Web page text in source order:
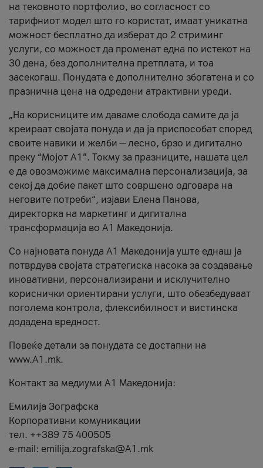
на тековното портфолио, во согласност со
тарифниот модел што го користат, имаат уникатна
можност бесплатно да изберат до 2 стриминг
услуги, со можност да променат една по истекот на
30 дена, без дополнителна претплата, и тоа
засекогаш. Понудата е дополнително збогатена и со
празнична цена на одредени атрактивни уреди.
„На корисниците им даваме слобода самите да ја
креираат својата понуда и да ја приспособат според
своите навики и желби — лесно, брзо и дигитално
преку “Мојот А1”. Токму за празниците, нашата цел
е да овозможиме максимална персонализација, за
секој да добие пакет што совршено одговара на
неговите потреби“, изјави Елена Панова,
директорка на маркетинг и дигитална
трансформација во А1 Македонија.
Со најновата понуда А1 Македонија уште еднаш ја
потврдува својата стратегиска насока за создавање
иновативни, персонализирани и исклучително
кориснички ориентирани услуги, што обезбедуваат
поголема контрола, флексибилност и вистинска
додадена вредност.
Повеќе детали за понудата се достапни на
www.А1.mk.
Контакт за медиуми А1 Македонија:
Емилија Зографска
Корпоративни комуникации
тел. ++389 75 400505
e-mail: emilija.zografska@A1.mk